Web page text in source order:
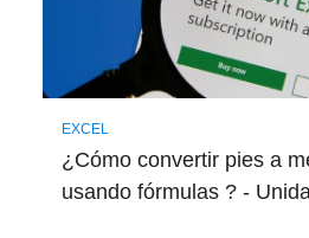
EXCEL
¿Cómo convertir pies a
usando fórmulas ? -